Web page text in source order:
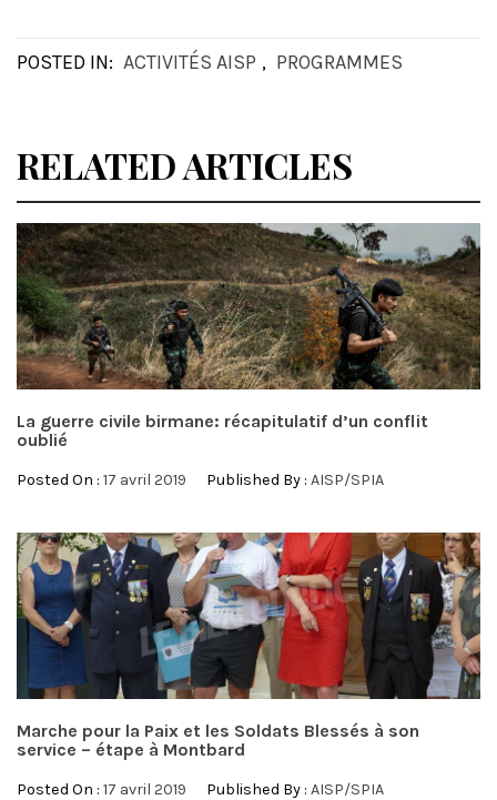
POSTED IN: ACTIVITÉS AISP , PROGRAMMES
RELATED ARTICLES
La guerre civile birmane: récapitulatif d’un conflit
oublié
Posted On : 17 avril 2019 Published By : AISP/SPIA
Marche pour la Paix et les Soldats Blessés à son
service – étape à Montbard
Posted On : 17 avril 2019 Published By : AISP/SPIA